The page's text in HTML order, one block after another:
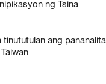
ng Tsina
tinututulan ang